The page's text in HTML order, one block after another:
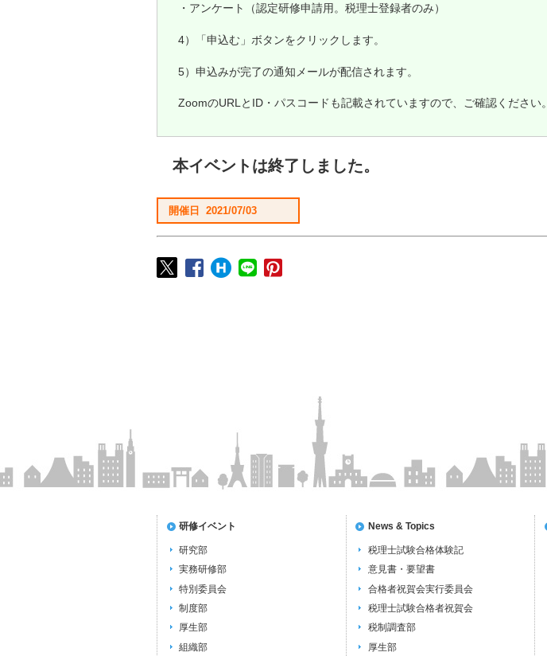
・アンケート（認定研修申請用。税理士登録者のみ）
4）「申込む」ボタンをクリックします。
5）申込みが完了の通知メールが配信されます。
ZoomのURLとID・パスコードも記載されていますので、ご確認ください。
本イベントは終了しました。
開催日 2021/07/03
研修イベント
研究部
実務研修部
特別委員会
制度部
厚生部
組織部
News & Topics
税理士試験合格体験記
意見書・要望書
合格者祝賀会実行委員会
税理士試験合格者祝賀会
税制調査部
厚生部